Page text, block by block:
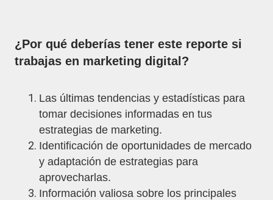
¿Por qué deberías tener este reporte si
trabajas en marketing digital?
Las últimas tendencias y estadísticas para
tomar decisiones informadas en tus
estrategias de marketing.
Identificación de oportunidades de mercado
y adaptación de estrategias para
aprovecharlas.
Información valiosa sobre los principales